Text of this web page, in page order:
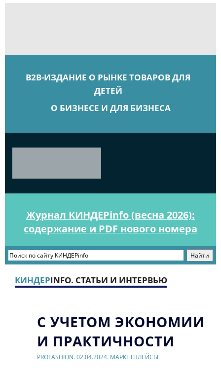
B2B-ИЗДАНИЕ О РЫНКЕ ТОВАРОВ ДЛЯ
ДЕТЕЙ
О БИЗНЕСЕ И ДЛЯ БИЗНЕСА
Журнал КИНДЕРinfo (весна 2026):
содержание и PDF нового номера
КИНДЕРINFO. СТАТЬИ И ИНТЕРВЬЮ
С УЧЕТОМ ЭКОНОМИИ
И ПРАКТИЧНОСТИ
PROFASHION. 02.04.2024. МАРКЕТПЛЕЙСЫ